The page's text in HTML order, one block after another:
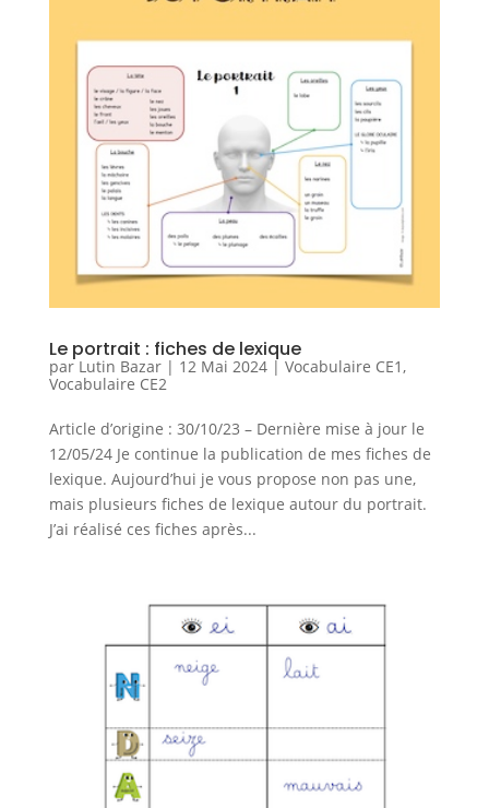
Le portrait : fiches de lexique
par Lutin Bazar| 12 Mai 2024| Vocabulaire CE1,
Vocabulaire CE2
Article d’origine : 30/10/23 – Dernière mise à jour le
12/05/24 Je continue la publication de mes fiches de
lexique. Aujourd’hui je vous propose non pas une,
mais plusieurs fiches de lexique autour du portrait.
J’ai réalisé ces fiches après...